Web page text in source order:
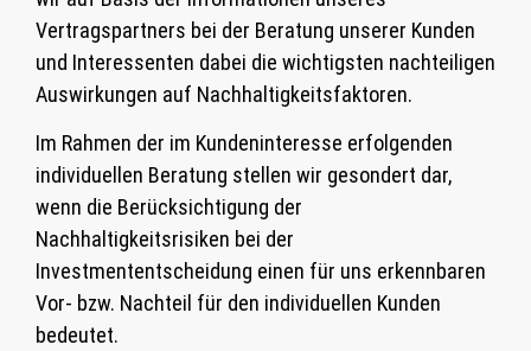
Vertragspartners bei der Beratung unserer Kunden
und Interessenten dabei die wichtigsten nachteiligen
Auswirkungen auf Nachhaltigkeitsfaktoren.
Im Rahmen der im Kundeninteresse erfolgenden
individuellen Beratung stellen wir gesondert dar,
wenn die Berücksichtigung der
Nachhaltigkeitsrisiken bei der
Investmententscheidung einen für uns erkennbaren
Vor- bzw. Nachteil für den individuellen Kunden
bedeutet.